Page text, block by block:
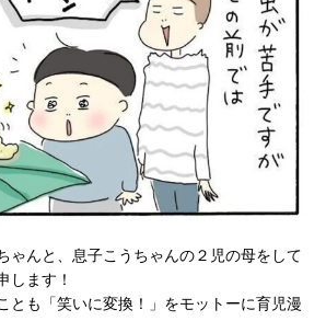
ゃんと、息子こうちゃんの２児の母をして
します！
とも「笑いに変換！」をモットーに育児漫